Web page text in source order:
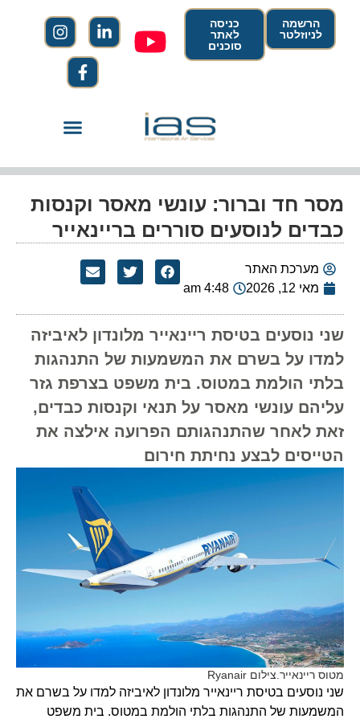
הרשמה
לניוזלטר
כניסה
לאתר
סוכנים
מסר חד וברור: עונשי מאסר וקנסות
כבדים לנוסעים סוררים בריינאייר
מערכת האתר
מאי 12, 2026
4:48 am
שני נוסעים בטיסת ריינאייר מלונדון לאיביזה
למדו על בשרם את המשמעות של התנהגות
בלתי הולמת במטוס. בית משפט בצרפת גזר
עליהם עונשי מאסר על תנאי וקנסות כבדים,
זאת לאחר שהתנהגותם הפרועה אילצה את
הטייסים לבצע נחיתת חירום
מטוס ריינאייר.צילום Ryanair
שני נוסעים בטיסת ריינאייר מלונדון לאיביזה למדו על בשרם את
המשמעות של התנהגות בלתי הולמת במטוס. בית משפט